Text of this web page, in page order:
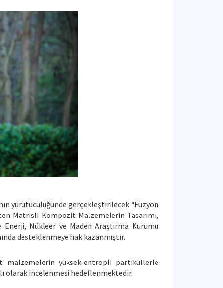
yürütücülüğünde gerçekleştirilecek “Füzyon
Matrisli Kompozit Malzemelerin Tasarımı,
Nükleer ve Maden Araştırma Kurumu
desteklenmeye hak kazanmıştır.
yüksek-entropli partiküllerle
olarak incelenmesi hedeflenmektedir.